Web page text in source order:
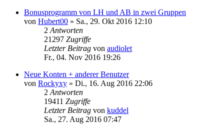
Bonusprogramm von LH und AB in zwei Gruppen
von Hubert00 » Sa., 29. Okt 2016 12:10
2 Antworten
21297 Zugriffe
Letzter Beitrag von audiolet
Fr., 04. Nov 2016 19:26
Neue Konten + anderer Benutzer
von Rockyxy » Di., 16. Aug 2016 22:06
2 Antworten
19411 Zugriffe
Letzter Beitrag von kuddel
Sa., 27. Aug 2016 07:47